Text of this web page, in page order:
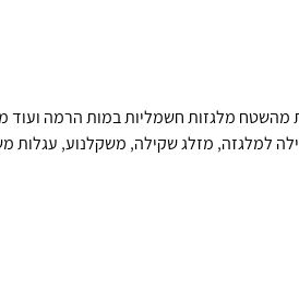
מהשטח מלגזות חשמליות במות הרמה ועוד
למלגזה, מזלג שקילה, משקלנוע, עגלות